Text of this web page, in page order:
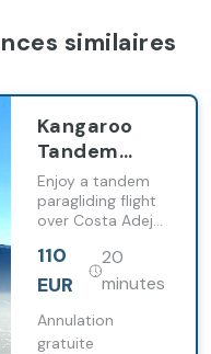
similaires
Kangaroo
Tandem
Paragliding
Flight
Enjoy a tandem
paragliding flight
over Costa Adeje
of Mount Teide
accompanied by
pilots.
110
EUR
20
minutes
Annulation
gratuite